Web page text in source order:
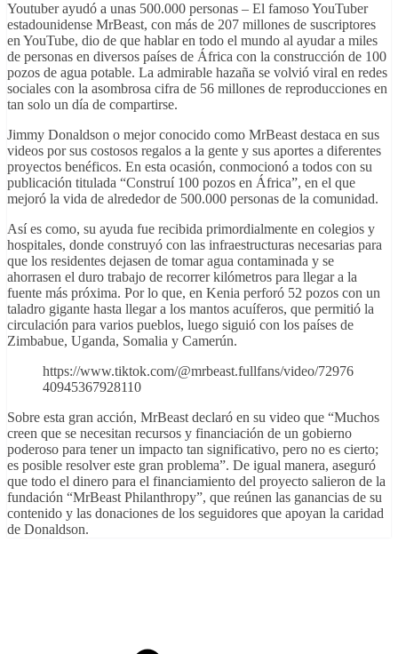
Youtuber ayudó a unas 500.000 personas – El famoso YouTuber
estadounidense MrBeast, con más de 207 millones de suscriptores
en YouTube, dio de que hablar en todo el mundo al ayudar a miles
de personas en diversos países de África con la construcción de 100
pozos de agua potable. La admirable hazaña se volvió viral en redes
sociales con la asombrosa cifra de 56 millones de reproducciones en
tan solo un día de compartirse.
Jimmy Donaldson o mejor conocido como MrBeast destaca en sus
videos por sus costosos regalos a la gente y sus aportes a diferentes
proyectos benéficos. En esta ocasión, conmocionó a todos con su
publicación titulada “Construí 100 pozos en África”, en el que
mejoró la vida de alrededor de 500.000 personas de la comunidad.
Así es como, su ayuda fue recibida primordialmente en colegios y
hospitales, donde construyó con las infraestructuras necesarias para
que los residentes dejasen de tomar agua contaminada y se
ahorrasen el duro trabajo de recorrer kilómetros para llegar a la
fuente más próxima. Por lo que, en Kenia perforó 52 pozos con un
taladro gigante hasta llegar a los mantos acuíferos, que permitió la
circulación para varios pueblos, luego siguió con los países de
Zimbabue, Uganda, Somalia y Camerún.
https://www.tiktok.com/@mrbeast.fullfans/video/72976
40945367928110
Sobre esta gran acción, MrBeast declaró en su video que “Muchos
creen que se necesitan recursos y financiación de un gobierno
poderoso para tener un impacto tan significativo, pero no es cierto;
es posible resolver este gran problema”. De igual manera, aseguró
que todo el dinero para el financiamiento del proyecto salieron de la
fundación “MrBeast Philanthropy”, que reúnen las ganancias de su
contenido y las donaciones de los seguidores que apoyan la caridad
de Donaldson.